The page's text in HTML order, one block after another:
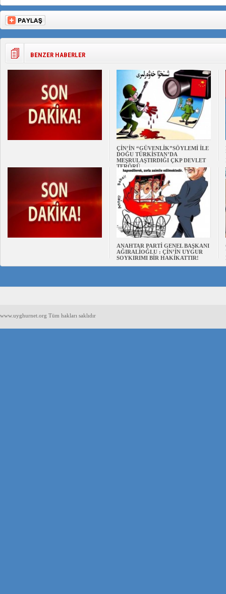
BENZER HABERLER
ÇİN’İN “GÜVENLİK”SÖYLEMİ İLE
DOĞU TÜRKİSTAN’DA
MEŞRULAŞTIRDIĞI ÇKP DEVLET
TERÖRÜ
ANAHTAR PARTİ GENEL BAŞKANI
AĞIRALİOĞLU : ÇİN’İN UYGUR
SOYKIRIMI BİR HAKİKATTIR!
www.uyghurnet.org Tüm hakları saklıdır